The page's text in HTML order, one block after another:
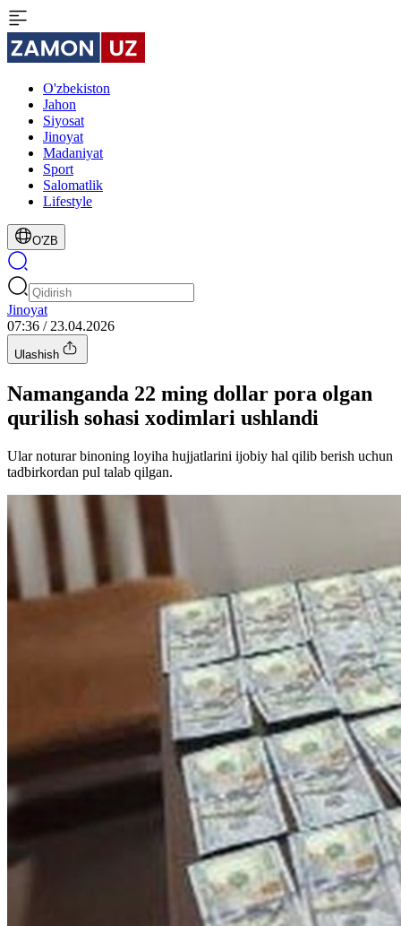
O'zbekiston
Jahon
Siyosat
Jinoyat
Madaniyat
Sport
Salomatlik
Lifestyle
O'ZB
Jinoyat
07:36 / 23.04.2026
Ulashish
Namanganda 22 ming dollar pora olgan
qurilish sohasi xodimlari ushlandi
Ular noturar binoning loyiha hujjatlarini ijobiy hal qilib berish uchun
tadbirkordan pul talab qilgan.